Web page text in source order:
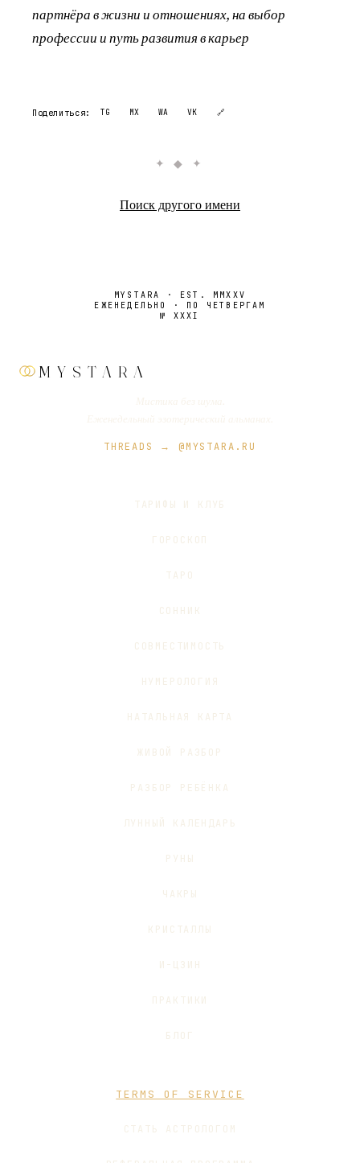
партнёра в жизни и отношениях, на выбор
профессии и путь развития в карьер
Поделиться: TG MX WA VK 🔗
✦ ◆ ✦
Поиск другого имени
MYSTARA · EST. MMXXV
ЕЖЕНЕДЕЛЬНО · ПО ЧЕТВЕРГАМ
№ XXXI
MYSTARA
THREADS → @MYSTARA.RU
ТАРИФЫ И КЛУБ
ГОРОСКОП
ТАРО
СОННИК
СОВМЕСТИМОСТЬ
НУМЕРОЛОГИЯ
НАТАЛЬНАЯ КАРТА
ЖИВОЙ РАЗБОР
РАЗБОР РЕБЁНКА
ЛУННЫЙ КАЛЕНДАРЬ
РУНЫ
ЧАКРЫ
КРИСТАЛЛЫ
И-ЦЗИН
ПРАКТИКИ
БЛОГ
TERMS OF SERVICE
СТАТЬ АСТРОЛОГОМ